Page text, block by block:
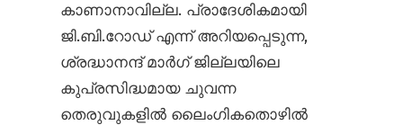
കാണാനാവില്ല. പ്രാദേശികമായി
ജി.ബി.റോഡ് എന്ന് അറിയപ്പെടുന്ന,
ശ്രദ്ധാനന്ദ് മാർഗ് ജില്ലയിലെ
കുപ്രസിദ്ധമായ ചുവന്ന
തെരുവുകളിൽ ലൈംഗികതൊഴിൽ